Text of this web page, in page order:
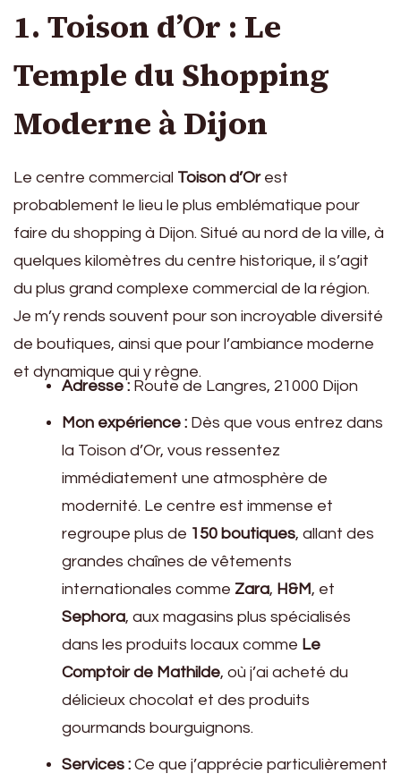
1. Toison d’Or : Le
Temple du Shopping
Moderne à Dijon
Le centre commercial Toison d’Orest
probablement le lieu le plus emblématique pour
faire du shopping à Dijon. Situé au nord de la ville, à
quelques kilomètres du centre historique, il s’agit
du plus grand complexe commercial de la région.
Je m’y rends souvent pour son incroyable diversité
de boutiques, ainsi que pour l’ambiance moderne
et dynamique qui y règne.
Adresse : Route de Langres, 21000 Dijon
Mon expérience : Dès que vous entrez dans
la Toison d’Or, vous ressentez
immédiatement une atmosphère de
modernité. Le centre est immense et
regroupe plus de 150 boutiques, allant des
grandes chaînes de vêtements
internationales comme Zara, H&M, et
Sephora, aux magasins plus spécialisés
dans les produits locaux comme Le
Comptoir de Mathilde, où j’ai acheté du
délicieux chocolat et des produits
gourmands bourguignons.
Services : Ce que j’apprécie particulièrement